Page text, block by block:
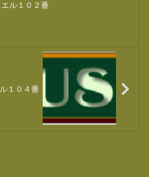
ル１０２番
１０４番